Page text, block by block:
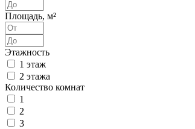
Площадь, м²
Этажность
1 этаж
2 этажа
Количество комнат
1
2
3